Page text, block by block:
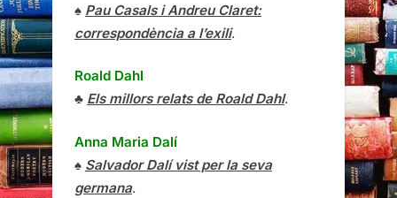
♠ Pau Casals i Andreu Claret:
correspondència a l’exili.
Roald Dahl
♣ Els millors relats de Roald Dahl.
Anna Maria Dalí
♠ Salvador Dalí vist per la seva
germana.